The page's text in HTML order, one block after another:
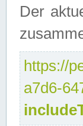
Der
https://
a7d6-